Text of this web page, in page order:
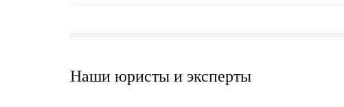
Наши юристы и эксперты